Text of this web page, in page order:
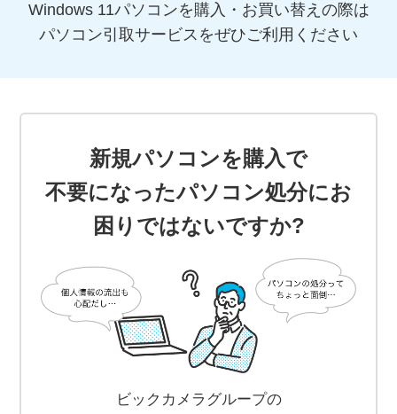
Windows 11パソコンを購入・お買い替えの際は
パソコン引取サービスをぜひご利用ください
新規パソコンを購入で
不要になったパソコン処分にお
困りではないですか?
ビックカメラグループの